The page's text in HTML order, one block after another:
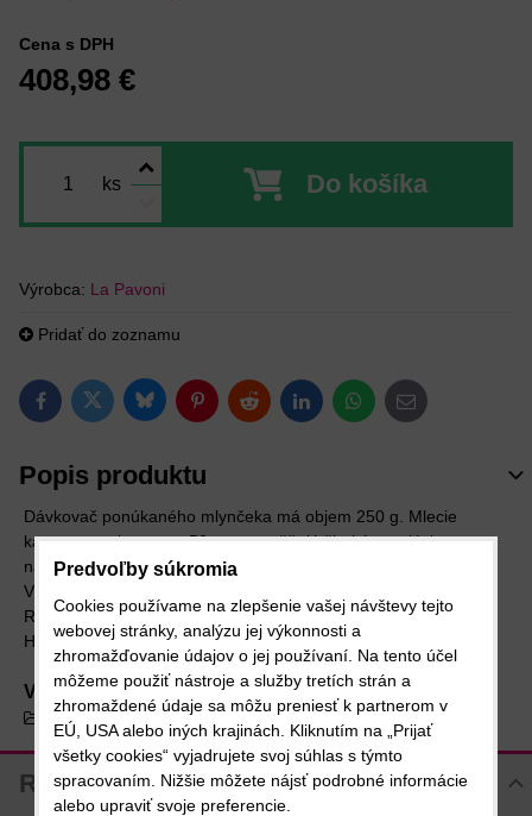
Cena s DPH
408,98 €
ks Do košíka
Výrobca: La Pavoni
Pridať do zoznamu
FacebookTwitterBlueskyPinterestRedditLinkedInWhatsApp
E-mail
Popis produktu
Dávkovač ponúkaného mlynčeka má objem 250 g. Mlecie
kamene s priemerom 50 mm umožňujú širokú reguláciu
nastavenia hrubosti mletia. Je v chrómovo-čiernom prevedení.
Výkon: 95 W
Rozmery (š/h/v): 135 x 250 x 305 mm
Hmotnosť: 4,5 kg
Viac z kategórie
Mlynčeky LA PAVONI
Recenzie
Predvoľby súkromia
Cookies používame na zlepšenie vašej návštevy tejto
webovej stránky, analýzu jej výkonnosti a
zhromažďovanie údajov o jej používaní. Na tento účel
môžeme použiť nástroje a služby tretích strán a
zhromaždené údaje sa môžu preniesť k partnerom v
EÚ, USA alebo iných krajinách. Kliknutím na „Prijať
všetky cookies“ vyjadrujete svoj súhlas s týmto
spracovaním. Nižšie môžete nájsť podrobné informácie
alebo upraviť svoje preferencie.